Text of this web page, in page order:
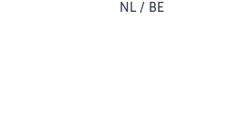
NL / BE